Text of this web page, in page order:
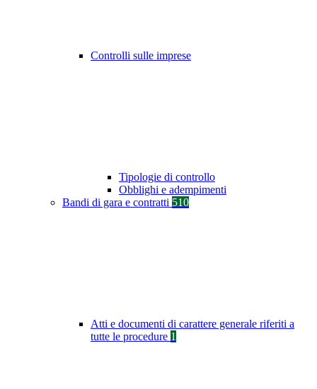
Controlli sulle imprese
Tipologie di controllo
Obblighi e adempimenti
Bandi di gara e contratti 510
Atti e documenti di carattere generale riferiti a
tutte le procedure 1